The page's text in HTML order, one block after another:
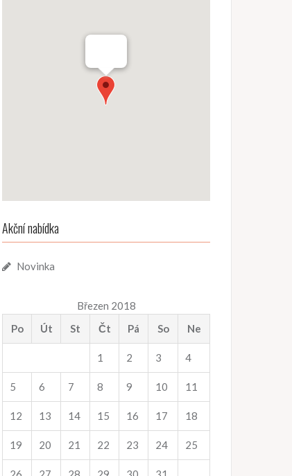
Akční nabídka
Novinka
Březen 2018
Po
Út St Čt Pá So Ne
1 2 3 4
5 6 7 8 9 10 11
12 13 14 15 16 17 18
19 20 21 22 23 24 25